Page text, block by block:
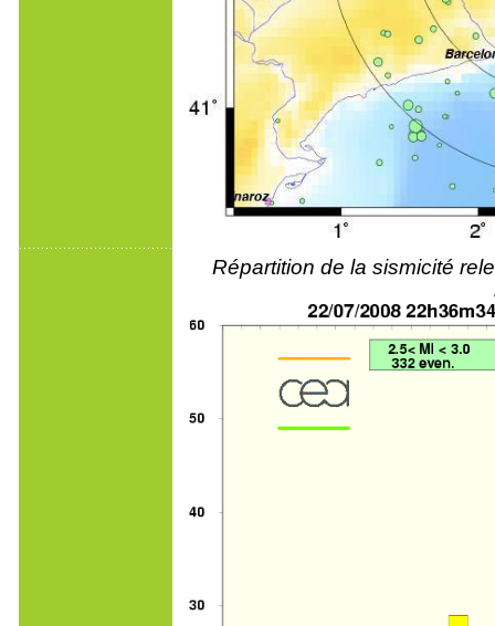
Répartition de la sismicité